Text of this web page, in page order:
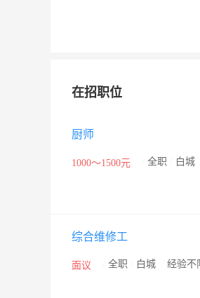
在招职位
厨师
1000～1500元 全职 白城
综合维修工
面议 全职 白城 经验不